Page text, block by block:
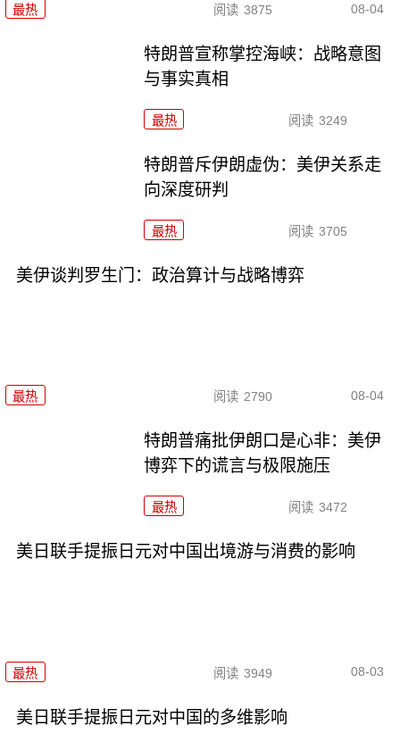
最热 阅读 3875 08-04
特朗普宣称掌控海峡：战略意图
与事实真相
最热 阅读 3249
特朗普斥伊朗虚伪：美伊关系走
向深度研判
最热 阅读 3705
美伊谈判罗生门：政治算计与战略博弈
最热 阅读 2790 08-04
特朗普痛批伊朗口是心非：美伊
博弈下的谎言与极限施压
最热 阅读 3472
美日联手提振日元对中国出境游与消费的影响
最热 阅读 3949 08-03
美日联手提振日元对中国的多维影响